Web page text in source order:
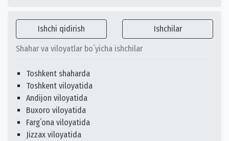
Ishchi qidirish Ishchilar
Shahar va viloyatlar bo`yicha ishchilar
Toshkent shaharda
Toshkent viloyatida
Andijon viloyatida
Buxoro viloyatida
Fargʻona viloyatida
Jizzax viloyatida